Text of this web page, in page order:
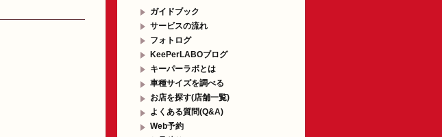
ガイドブック
サービスの流れ
フォトログ
KeePerLABOブログ
キーパーラボとは
車種サイズを調べる
お店を探す(店舗一覧)
よくある質問(Q&A)
Web予約